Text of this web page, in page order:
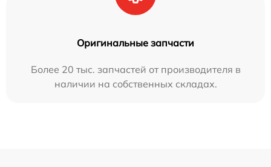
Оригинальные запчасти
Более 20 тыс. запчастей от производителя в
наличии на собственных складах.